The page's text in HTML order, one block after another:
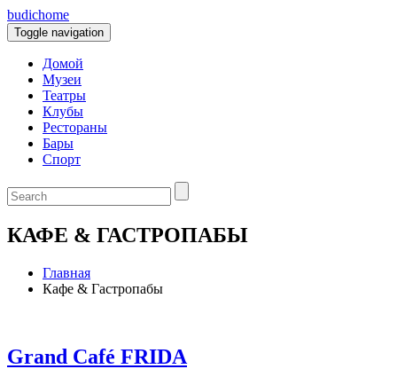
budichome
Toggle navigation
Домой
Музеи
Театры
Клубы
Рестораны
Бары
Спорт
КАФЕ & ГАСТРОПАБЫ
Главная
Кафе & Гастропабы
Grand Café FRIDA